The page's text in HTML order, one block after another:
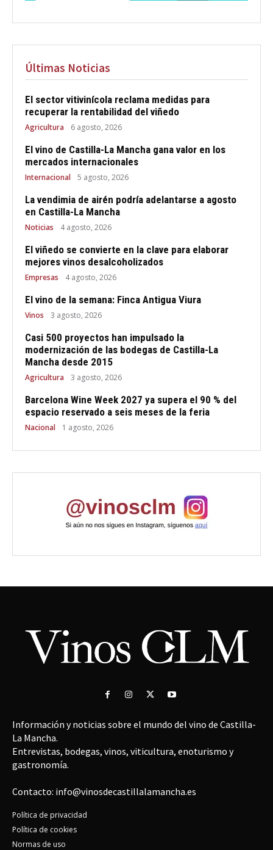
Últimas Noticias
El sector vitivinícola reclama medidas para
recuperar la rentabilidad del viñedo
Agricultura 6 agosto, 2026
El vino de Castilla-La Mancha gana valor en los
mercados internacionales
Internacional 5 agosto, 2026
La vendimia de airén podría adelantarse a agosto
en Castilla-La Mancha
Noticias 4 agosto, 2026
El viñedo se convierte en la clave para elaborar
mejores vinos desalcoholizados
Empresas 4 agosto, 2026
El vino de la semana: Finca Antigua Viura
Vinos 3 agosto, 2026
Casi 500 proyectos han impulsado la
modernización de las bodegas de Castilla-La
Mancha desde 2015
Agricultura 3 agosto, 2026
Barcelona Wine Week 2027 ya supera el 90 % del
espacio reservado a seis meses de la feria
Nacional 1 agosto, 2026
Información y noticias sobre el mundo del vino de Castilla-
La Mancha.
Entrevistas, bodegas, vinos, viticultura, enoturismo y
gastronomía.
Contacto: info@vinosdecastillalamancha.es
Política de privacidad
Política de cookies
Normas de uso